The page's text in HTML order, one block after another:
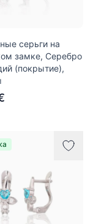
серьги на
замке, Серебро
(покрытие),